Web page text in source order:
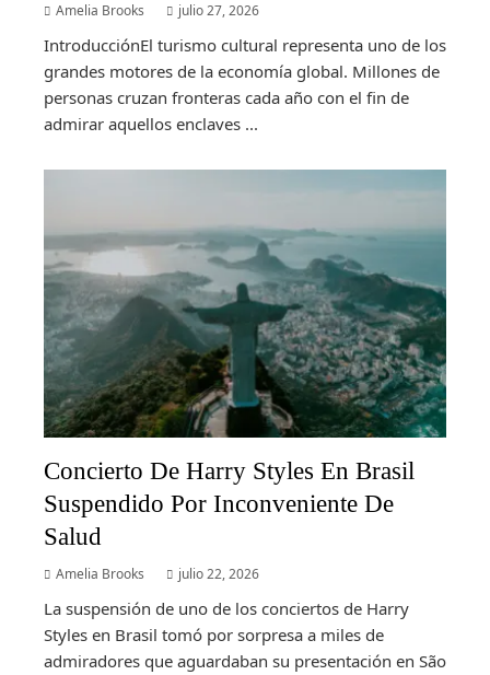
Amelia Brooks julio 27, 2026
IntroducciónEl turismo cultural representa uno de los
grandes motores de la economía global. Millones de
personas cruzan fronteras cada año con el fin de
admirar aquellos enclaves ...
Concierto De Harry Styles En Brasil
Suspendido Por Inconveniente De
Salud
Amelia Brooks julio 22, 2026
La suspensión de uno de los conciertos de Harry
Styles en Brasil tomó por sorpresa a miles de
admiradores que aguardaban su presentación en São